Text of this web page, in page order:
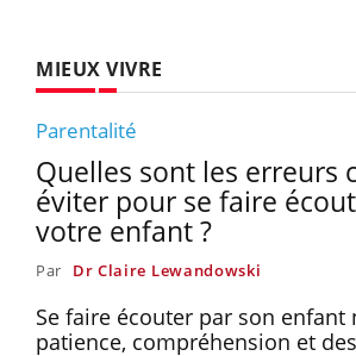
MIEUX VIVRE
Parentalité
Quelles sont les erreurs
éviter pour se faire
votre enfant ?
Par Dr Claire Lewandowski
Se faire écouter par son enfant
patience, compréhension et